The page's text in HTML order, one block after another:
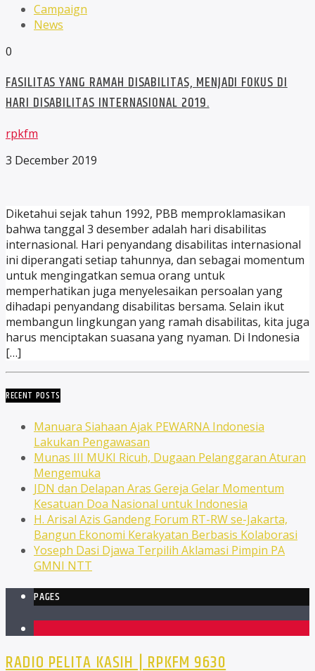
Campaign
News
0
FASILITAS YANG RAMAH DISABILITAS, MENJADI FOKUS DI
HARI DISABILITAS INTERNASIONAL 2019.
rpkfm
3 December 2019
Diketahui sejak tahun 1992, PBB memproklamasikan
bahwa tanggal 3 desember adalah hari disabilitas
internasional. Hari penyandang disabilitas internasional
ini diperangati setiap tahunnya, dan sebagai momentum
untuk mengingatkan semua orang untuk
memperhatikan juga menyelesaikan persoalan yang
dihadapi penyandang disabilitas bersama. Selain ikut
membangun lingkungan yang ramah disabilitas, kita juga
harus menciptakan suasana yang nyaman. Di Indonesia
[…]
RECENT POSTS
Manuara Siahaan Ajak PEWARNA Indonesia
Lakukan Pengawasan
Munas III MUKI Ricuh, Dugaan Pelanggaran Aturan
Mengemuka
JDN dan Delapan Aras Gereja Gelar Momentum
Kesatuan Doa Nasional untuk Indonesia
H. Arisal Azis Gandeng Forum RT-RW se-Jakarta,
Bangun Ekonomi Kerakyatan Berbasis Kolaborasi
Yoseph Dasi Djawa Terpilih Aklamasi Pimpin PA
GMNI NTT
PAGES
RADIO PELITA KASIH | RPKFM 9630